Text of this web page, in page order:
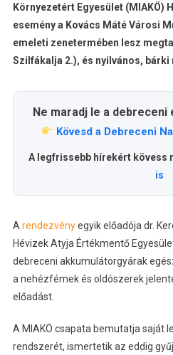
Környezetért Egyesület (MIAKÖ)
esemény a Kovács Máté Városi
emeleti zenetermében lesz
Szilfákalja 2.), és nyilvános, bárki
Ne maradj le a
Kövesd a Debreceni
A legfrissebb hírekért kövess
is
A rendezvényegyik előadója dr.
Hévizek Atyja Értékmentő
debreceni akkumulátorgyárak
a nehézfémek és oldószerek
előadást.
A MIAKÖ csapata bemutatja saját
rendszerét, ismertetik az eddig